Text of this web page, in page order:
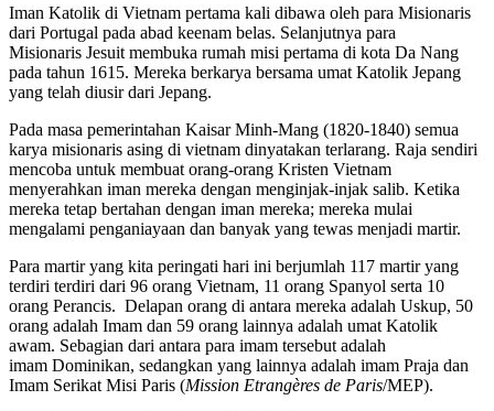
Iman Katolik di Vietnam pertama kali dibawa oleh para Misionaris
dari Portugal pada abad keenam belas. Selanjutnya para
Misionaris Jesuit membuka rumah misi pertama di kota Da Nang
pada tahun 1615. Mereka berkarya bersama umat Katolik Jepang
yang telah diusir dari Jepang.
Pada masa pemerintahan Kaisar Minh-Mang (1820-1840) semua
karya misionaris asing di vietnam dinyatakan terlarang. Raja sendiri
mencoba untuk membuat orang-orang Kristen Vietnam
menyerahkan iman mereka dengan menginjak-injak salib. Ketika
mereka tetap bertahan dengan iman mereka; mereka mulai
mengalami penganiayaan dan banyak yang tewas menjadi martir.
Para martir yang kita peringati hari ini berjumlah 117 martir yang
terdiri terdiri dari 96 orang Vietnam, 11 orang Spanyol serta 10
orang Perancis. Delapan orang di antara mereka adalah Uskup, 50
orang adalah Imam dan 59 orang lainnya adalah umat Katolik
awam. Sebagian dari antara para imam tersebut adalah
imam Dominikan, sedangkan yang lainnya adalah imam Praja dan
Imam Serikat Misi Paris (Mission Etrangères de Paris/MEP).